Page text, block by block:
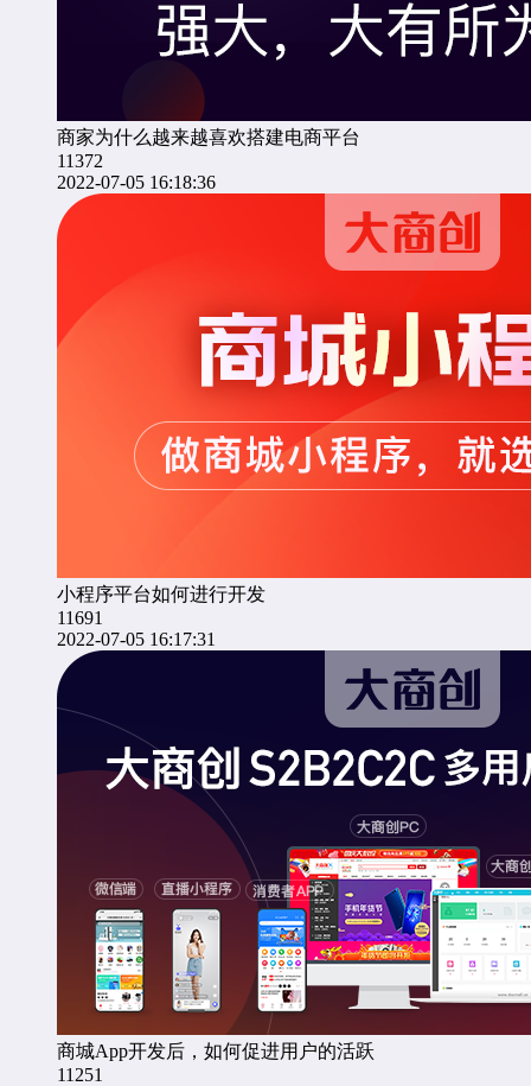
商家为什么越来越喜欢搭建电商平台
11372
2022-07-05 16:18:36
小程序平台如何进行开发
11691
2022-07-05 16:17:31
商城App开发后，如何促进用户的活跃
11251